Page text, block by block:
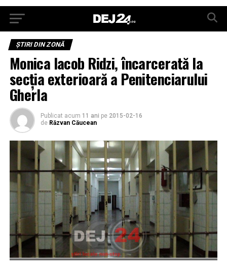
ŞTIRI DIN ZONĂ
Monica Iacob Ridzi, încarcerată la
secția exterioară a Penitenciarului
Gherla
Publicat acum 11 ani pe 2015-02-16
de Răzvan Căucean